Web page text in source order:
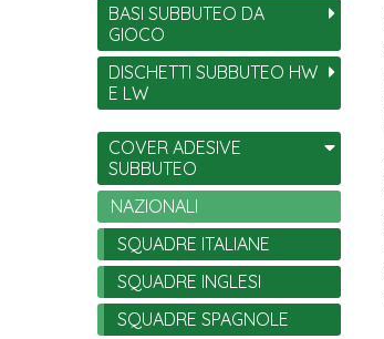
BASI SUBBUTEO DA
GIOCO
DISCHETTI SUBBUTEO HW
E LW
COVER ADESIVE
SUBBUTEO
NAZIONALI
SQUADRE ITALIANE
SQUADRE INGLESI
SQUADRE SPAGNOLE